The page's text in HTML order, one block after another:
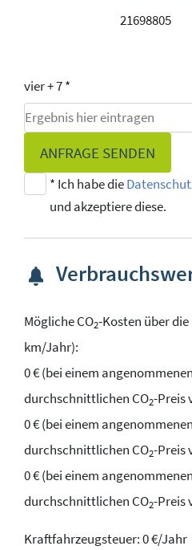
21698805
vier + 7 *
ANFRAGE SENDEN
* Ich habe die
und akzeptiere diese.
Mögliche CO2-Kosten über
km/Jahr):
0 € (bei einem
durchschnittlichen CO2-Preis
0 € (bei einem
durchschnittlichen CO2-Preis
0 € (bei einem
durchschnittlichen CO2-Preis
Kraftfahrzeugsteuer:0 €/Jahr